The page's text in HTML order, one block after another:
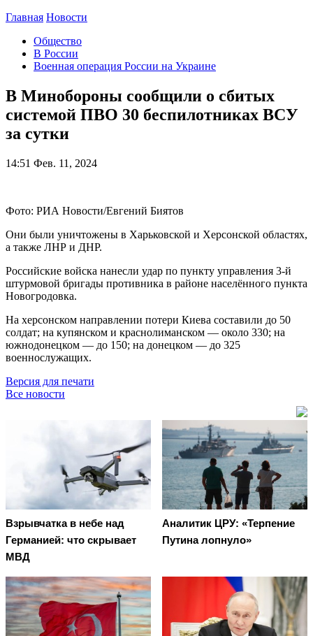
Главная Новости
Общество
В России
Военная операция России на Украине
В Минобороны сообщили о сбитых
системой ПВО 30 беспилотниках ВСУ
за сутки
14:51 Фев. 11, 2024
Фото: РИА Новости/Евгений Биятов
Они были уничтожены в Харьковской и Херсонской областях,
а также ЛНР и ДНР.
Российские войска нанесли удар по пункту управления 3-й
штурмовой бригады противника в районе населённого пункта
Новогродовка.
На херсонском направлении потери Киева составили до 50
солдат; на купянском и краснолиманском — около 330; на
южнодонецком — до 150; на донецком — до 325
военнослужащих.
Версия для печати
Все новости
Взрывчатка в небе над
Германией: что скрывает
МВД
Аналитик ЦРУ: «Терпение
Путина лопнуло»